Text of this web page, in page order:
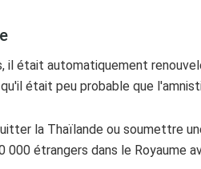
il était automatiquement
était peu probable que
la Thaïlande ou soumettre
étrangers dans le Royaume